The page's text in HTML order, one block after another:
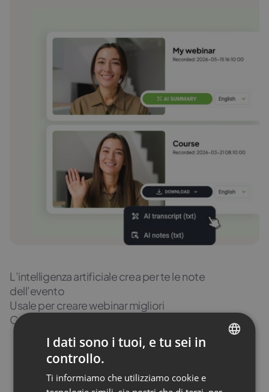
L’intelligenza artificiale crea per te le note
dell’evento
Usale per creare webinar migliori
Condividile e prepara contenuti di maggiore valore
Leggi di più
FRENCH
I dati sono i tuoi, e tu sei in
controllo.
Ti informiamo che utilizziamo cookie e